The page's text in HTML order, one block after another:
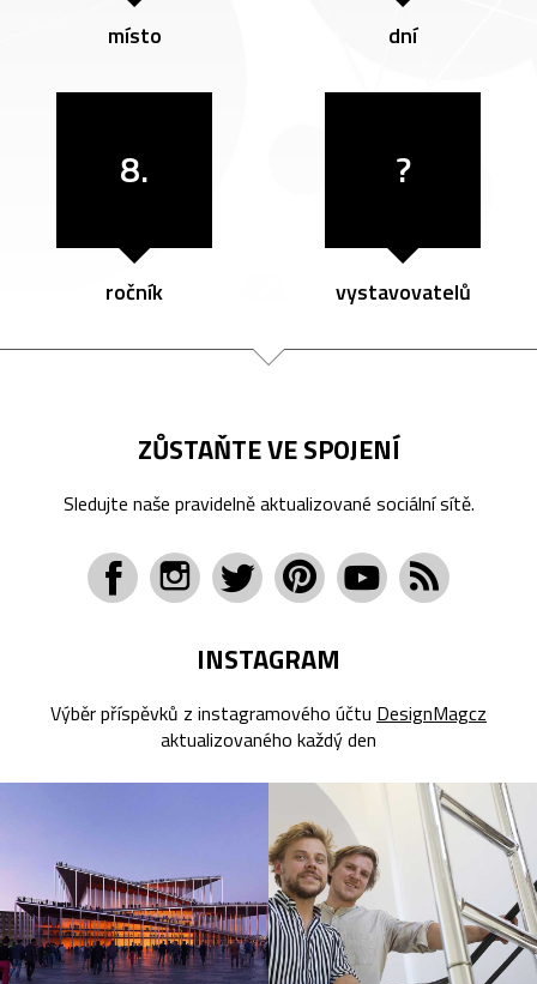
místo dní
8.
ročník
?
vystavovatelů
ZŮSTAŇTE VE SPOJENÍ
Sledujte naše pravidelně aktualizované sociální sítě.
INSTAGRAM
Výběr příspěvků z instagramového účtu DesignMagcz
aktualizovaného každý den